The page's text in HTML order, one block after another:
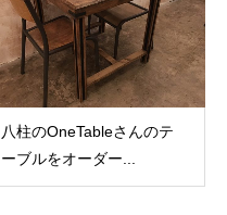
八柱のOneTableさんのテ
ーブルをオーダー...